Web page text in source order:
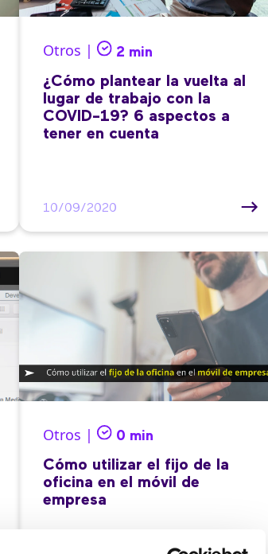
Otros | 2 min
¿Cómo plantear la vuelta al
lugar de trabajo con la
COVID-19? 6 aspectos a
tener en cuenta
10/09/2020
Otros | 0 min
Cómo utilizar el fijo de la
oficina en el móvil de
empresa